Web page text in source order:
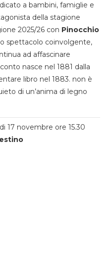
a bambini, famiglie e
della stagione
2025/26 con Pinocchio
spettacolo coinvolgente,
ad affascinare
nasce nel 1881 dalla
libro nel 1883. non è
di un’anima di legno
17 novembre ore 15.30